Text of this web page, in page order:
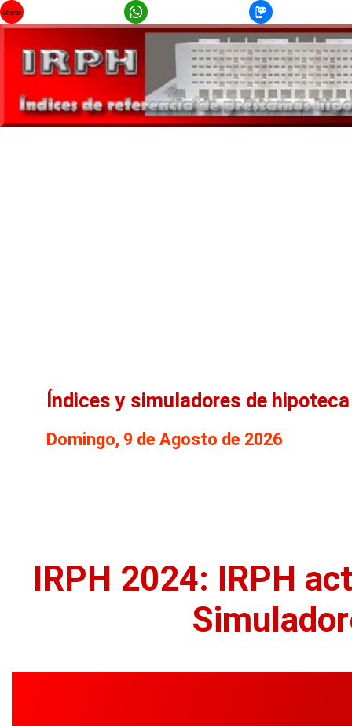
Índices y simuladores de hipoteca
Domingo, 9 de Agosto de 2026
IRPH 2024: IRPH
Shares